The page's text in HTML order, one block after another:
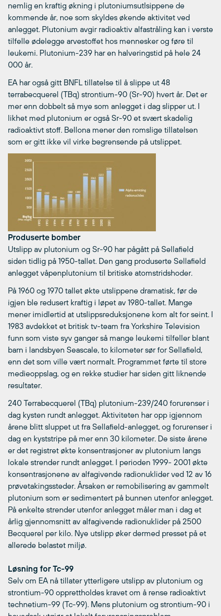
nemlig en kraftig økning i plutoniumsutlsippene de
kommende år, noe som skyldes økende aktivitet ved
anlegget. Plutonium avgir radioaktiv alfastråling kan i verste
tilfelle ødelegge arvestoffet hos mennesker og føre til
leukemi. Plutonium-239 har en halveringstid på hele 24
000 år.
EA har også gitt BNFL tillatelse til å slippe ut 48
terrabecquerel (TBq) strontium-90 (Sr-90) hvert år. Det er
mer enn dobbelt så mye som anlegget i dag slipper ut. I
likhet med plutonium er også Sr-90 et svært skadelig
radioaktivt stoff. Bellona mener den romslige tillatelsen
som er gitt ikke vil virke begrensende på utslippet.
Produserte bomber
Utslipp av plutonium og Sr-90 har pågått på Sellafield
siden tidlig på 1950-tallet. Den gang produserte Sellafield
anlegget våpenplutonium til britiske atomstridshoder.
På 1960 og 1970 tallet økte utslippene dramatisk, før de
igjen ble redusert kraftig i løpet av 1980-tallet. Mange
mener imidlertid at utslippsreduksjonene kom alt for seint. I
1983 avdekket et britisk tv-team fra Yorkshire Television
funn som viste syv ganger så mange leukemi tilfeller blant
barn i landsbyen Seascale, to kilometer sør for Sellafield,
enn det som ville vært normalt. Programmet førte til store
medieoppslag, og en rekke studier har siden gitt liknende
resultater.
240 Terrabecquerel (TBq) plutonium-239/240 forurenser i
dag kysten rundt anlegget. Aktiviteten har opp igjennom
årene blitt sluppet ut fra Sellafield-anlegget, og forurenser i
dag en kyststripe på mer enn 30 kilometer. De siste årene
er det registret økte konsentrasjoner av plutonium langs
lokale strender rundt anlegget. I perioden 1999- 2001 økte
konsentrasjonene av alfagivende radionuklider ved 12 av 16
prøvetakingssteder. Årsaken er remobilisering av gammelt
plutonium som er sedimentert på bunnen utenfor anlegget.
På enkelte strender utenfor anlegget måler man i dag et
årlig gjennomsnitt av alfagivende radionuklider på 2500
Becquerel per kilo. Nye utslipp øker dermed presset på et
allerede belastet miljø.
Løsning for Tc-99
Selv om EA nå tillater ytterligere utslipp av plutonium og
strontium-90 opprettholdes kravet om å rense radioaktivt
technetium-99 (Tc-99). Mens plutonium og strontium-90 i